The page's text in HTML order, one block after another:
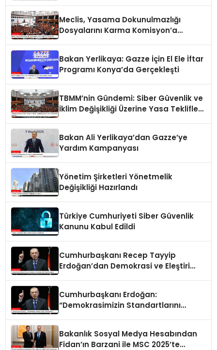
Meclis, Yasama Dokunulmazlığı
Dosyalarını Karma Komisyon’a
Bakan Yerlikaya: Gazze İçin El Ele İftar
Programı Konya’da Gerçekleşti
TBMM’nin Gündemi: Siber Güvenlik ve
İklim Değişikliği Üzerine Yasa Teklifleri
Bakan Ali Yerlikaya’dan Gazze’ye
Yardım Kampanyası
Yönetim Şirketleri Yönetmelik
Değişikliği Hazırlandı
Türkiye Cumhuriyeti Siber Güvenlik
Kanunu Kabul Edildi
Cumhurbaşkanı Recep Tayyip
Erdoğan’dan Demokrasi ve Eleştiri
Cumhurbaşkanı Erdoğan:
“Demokrasimizin Standartlarını
Bakanlık Sosyal Medya Hesabından
Fidan’ın Barzani ile MSC 2025’te